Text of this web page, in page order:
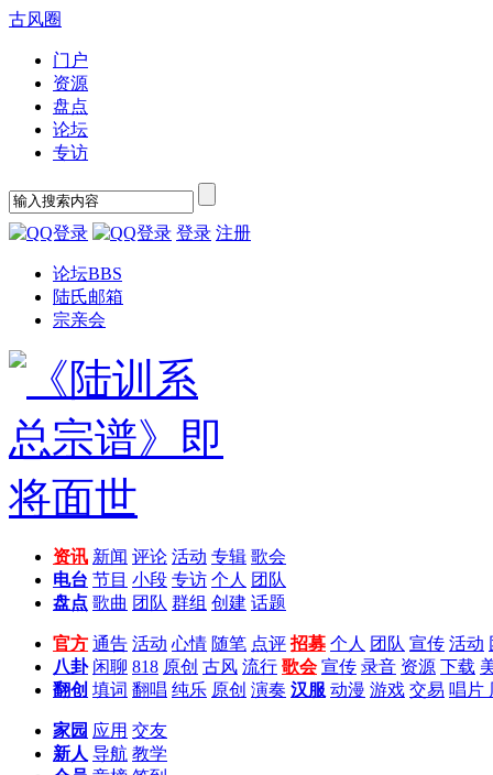
古风圈
门户
资源
盘点
论坛
专访
登录 注册
论坛BBS
陆氏邮箱
宗亲会
资讯 新闻 评论 活动 专辑 歌会
电台 节目 小段 专访 个人 团队
盘点 歌曲 团队 群组 创建 话题
官方 通告 活动 心情 随笔 点评 招募 个人 团队 宣传 活动
八卦 闲聊 818 原创 古风 流行 歌会 宣传 录音 资源 下载
翻创 填词 翻唱 纯乐 原创 演奏 汉服 动漫 游戏 交易 唱片
家园 应用 交友
新人 导航 教学